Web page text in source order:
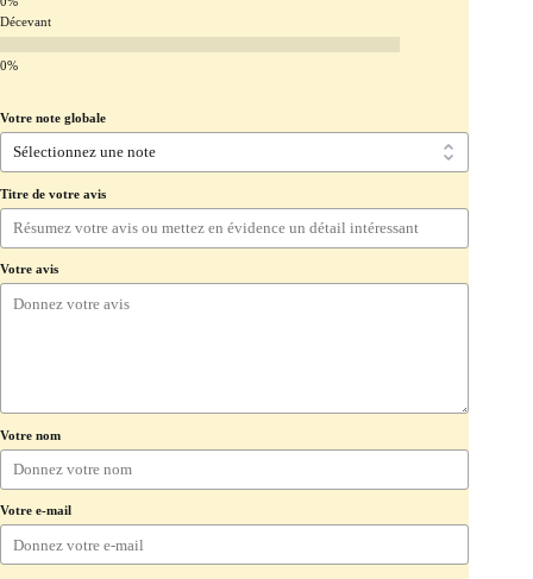
Décevant
Votre note globale
Titre de votre avis
Votre avis
Votre nom
Votre e-mail